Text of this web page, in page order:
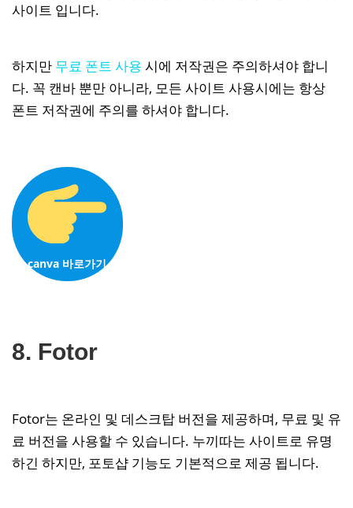
사이트 입니다.
하지만 무료 폰트 사용 시에 저작권은 주의하셔야 합니
다. 꼭 캔바 뿐만 아니라, 모든 사이트 사용시에는 항상
폰트 저작권에 주의를 하셔야 합니다.
canva 바로가기
8. Fotor
Fotor는 온라인 및 데스크탑 버전을 제공하며, 무료 및 유
료 버전을 사용할 수 있습니다. 누끼따는 사이트로 유명
하긴 하지만, 포토샵 기능도 기본적으로 제공 됩니다.